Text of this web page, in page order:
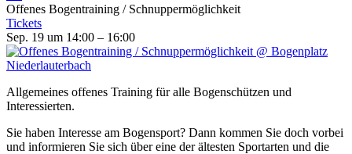
Offenes Bogentraining / Schnuppermöglichkeit
Tickets
Sep. 19 um 14:00 – 16:00
Allgemeines offenes Training für alle Bogenschützen und
Interessierten.
Sie haben Interesse am Bogensport? Dann kommen Sie doch vorbei
und informieren Sie sich über eine der ältesten Sportarten und die